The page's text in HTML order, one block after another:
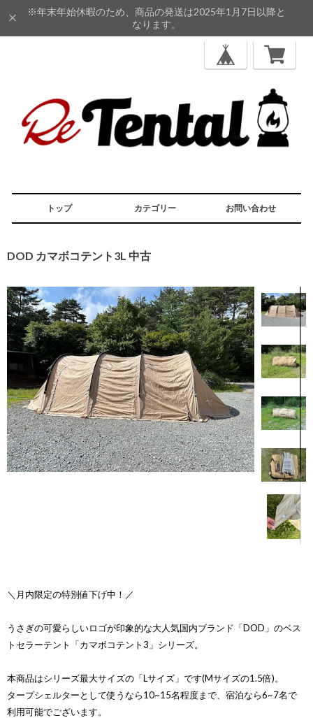
※年末年始休暇のため、商品の発送は2025年1月7日以降と
なります。
トップ カテゴリー お問い合わせ
DOD カマボコテント3L 中古
＼月内限定の特別値下げ中！／
うさぎの可愛らしいロゴが印象的な大人気国内ブランド「DOD」のベス
トセラーテント「カマボコテント3」シリーズ。
本商品はシリーズ最大サイズの「Lサイズ」です(Mサイズの1.5倍)。
タープシェルターとして使うなら10~15名程度まで、宿泊なら6~7名で
利用可能でございます。